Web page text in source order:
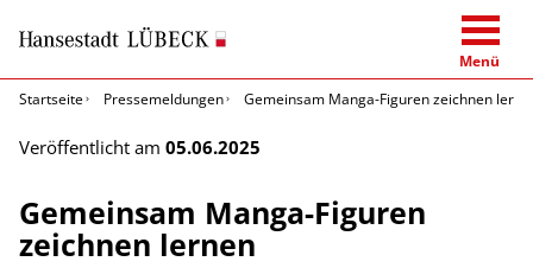
Menü
Startseite
Pressemeldungen Gemeinsam Manga-Figuren zeichnen
Veröffentlicht am 05.06.2025
Gemeinsam Manga-Figuren
zeichnen lernen